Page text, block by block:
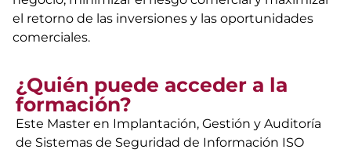
el retorno de las inversiones y las oportunidades
comerciales.
¿Quién puede acceder a la
formación?
Este Master en Implantación, Gestión y Auditoría
de Sistemas de Seguridad de Información ISO